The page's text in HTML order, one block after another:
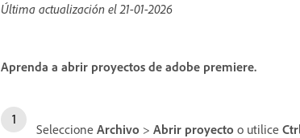
Última actualización el21-01-2026
Aprenda a abrir proyectos de adobe premiere.
Seleccione Archivo > Abrir proyecto o utilice